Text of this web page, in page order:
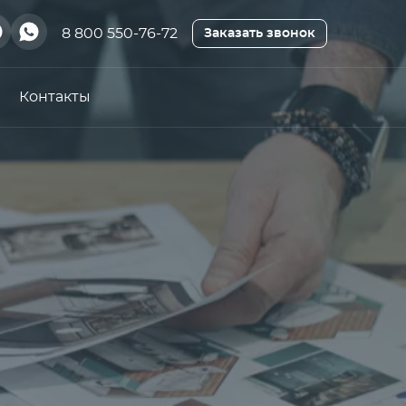
8 800 550-76-72 Заказать звонок
Контакты